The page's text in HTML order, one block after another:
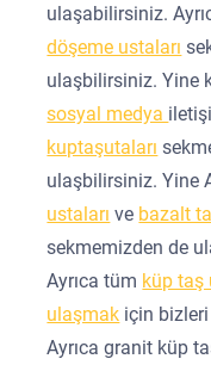
ulaşabilirsiniz.
döşeme ustaları
ulaşbilirsiniz. Yine
sosyal medya
kuptaşutaları
ulaşbilirsiniz. Yine
ustaları ve bazalt
sekmemizden de
Ayrıca tüm küp taş
ulaşmak için
Ayrıca granit küp